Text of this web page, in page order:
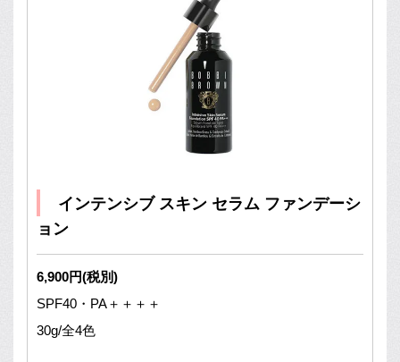
インテンシブ スキン セラム ファンデーシ
ョン
6,900円(税別)
SPF40・PA＋＋＋＋
30g/全4色